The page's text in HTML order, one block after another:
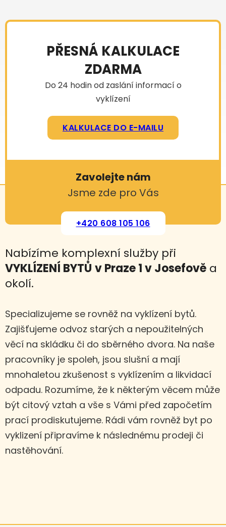
PŘESNÁ KALKULACE
ZDARMA
Do 24 hodin od zaslání informací o
vyklízení
KALKULACE DO E-MAILU
Zavolejte nám
Jsme zde pro Vás
+420 608 105 106
Nabízíme komplexní služby při
VYKLÍZENÍ BYTŮ v Praze 1 v Josefově a
okolí.
Specializujeme se rovněž na vyklízení bytů.
Zajišťujeme odvoz starých a nepoužitelných
věcí na skládku či do sběrného dvora. Na naše
pracovníky je spoleh, jsou slušní a mají
mnohaletou zkušenost s vyklízením a likvidací
odpadu. Rozumíme, že k některým věcem může
být citový vztah a vše s Vámi před započetím
prací prodiskutujeme. Rádi vám rovněž byt po
vyklizení připravíme k následnému prodeji či
nastěhování.